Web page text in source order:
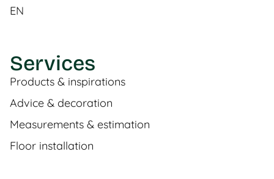
EN
Services
Products & inspirations
Advice & decoration
Measurements & estimation
Floor installation